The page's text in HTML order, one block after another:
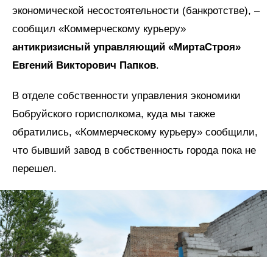
экономической несостоятельности (банкротстве), –
сообщил «Коммерческому курьеру»
антикризисный управляющий «МиртаСтроя»
Евгений Викторович Папков.
В отделе собственности управления экономики
Бобруйского горисполкома, куда мы также
обратились, «Коммерческому курьеру» сообщили,
что бывший завод в собственность города пока не
перешел.